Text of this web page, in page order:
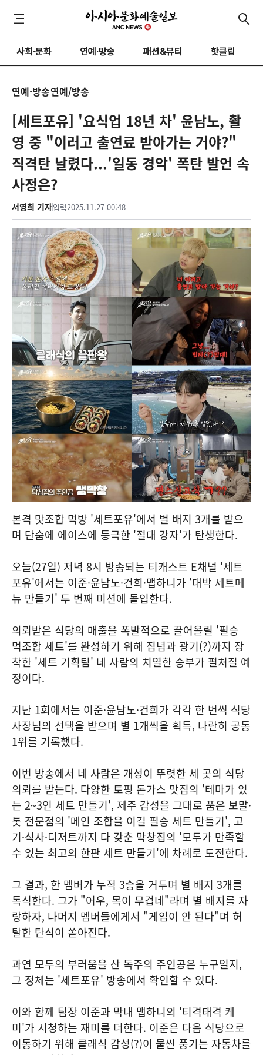
사회·문화 연예·방송 패션&뷰티 핫클립
연예·방송연예/방송
[세트포유] '요식업 18년 차' 윤남노, 촬
영 중 "이러고 출연료 받아가는 거야?"
직격탄 날렸다...'일동 경악' 폭탄 발언 속
사정은?
서영희 기자입력2025.11.27 00:48
본격 맛조합 먹방 '세트포유'에서 별 배지 3개를 받으
며 단숨에 에이스에 등극한 '절대 강자'가 탄생한다.
오늘(27일) 저녁 8시 방송되는 티캐스트 E채널 '세트
포유'에서는 이준·윤남노·건희·맵하니가 '대박 세트메
뉴 만들기' 두 번째 미션에 돌입한다.
의뢰받은 식당의 매출을 폭발적으로 끌어올릴 '필승
먹조합 세트'를 완성하기 위해 집념과 광기(?)까지 장
착한 '세트 기획팀' 네 사람의 치열한 승부가 펼쳐질 예
정이다.
지난 1회에서는 이준·윤남노·건희가 각각 한 번씩 식당
사장님의 선택을 받으며 별 1개씩을 획득, 나란히 공동
1위를 기록했다.
이번 방송에서 네 사람은 개성이 뚜렷한 세 곳의 식당
의뢰를 받는다. 다양한 토핑 돈가스 맛집의 '테마가 있
는 2~3인 세트 만들기', 제주 감성을 그대로 품은 보말·
톳 전문점의 '메인 조합을 이길 필승 세트 만들기', 고
기·식사·디저트까지 다 갖춘 막창집의 '모두가 만족할
수 있는 최고의 한판 세트 만들기'에 차례로 도전한다.
그 결과, 한 멤버가 누적 3승을 거두며 별 배지 3개를
독식한다. 그가 "어우, 목이 무겁네"라며 별 배지를 자
랑하자, 나머지 멤버들에게서 "게임이 안 된다"며 허
탈한 탄식이 쏟아진다.
과연 모두의 부러움을 산 독주의 주인공은 누구일지,
그 정체는 '세트포유' 방송에서 확인할 수 있다.
이와 함께 팀장 이준과 막내 맵하니의 '티격태격 케
미'가 시청하는 재미를 더한다. 이준은 다음 식당으로
이동하기 위해 클래식 감성(?)이 물씬 풍기는 자동차를